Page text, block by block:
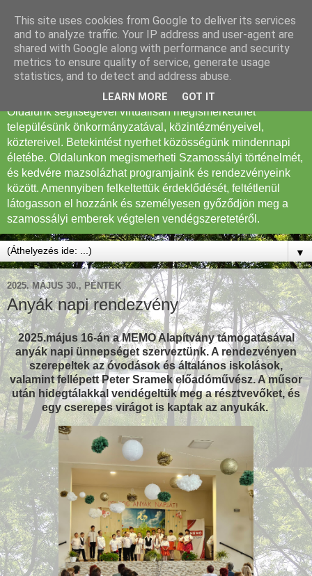
Szamossályi Község
Honlapja
Tisztelt Látogató! Köszöntöm Szamossályi honlapján.
Oldalunk segítségével virtuálisan megismerkedhet
településünk önkormányzatával, közintézményeivel,
köztereivel. Betekintést nyerhet közösségünk mindennapi
életébe. Oldalunkon megismerheti Szamossályi történelmét,
és kedvére mazsolázhat programjaink és rendezvényeink
között. Amennyiben felkeltettük érdeklődését, feltétlenül
látogasson el hozzánk és személyesen győződjön meg a
szamossályi emberek végtelen vendégszeretetéről.
▼
2025. MÁJUS 30., PÉNTEK
Anyák napi rendezvény
2025.május 16-án a MEMO Alapítvány támogatásával
anyák napi ünnepséget szerveztünk. A rendezvényen
szerepeltek az óvodások és általános iskolások,
valamint fellépett Peter Sramek előadóművész. A műsor
után hidegtálakkal vendégeltük meg a résztvevőket, és
egy cserepes virágot is kaptak az anyukák.
This site uses cookies from Google to deliver its services
and to analyze traffic. Your IP address and user-agent are
shared with Google along with performance and security
metrics to ensure quality of service, generate usage
statistics, and to detect and address abuse.
LEARN MORE GOT IT